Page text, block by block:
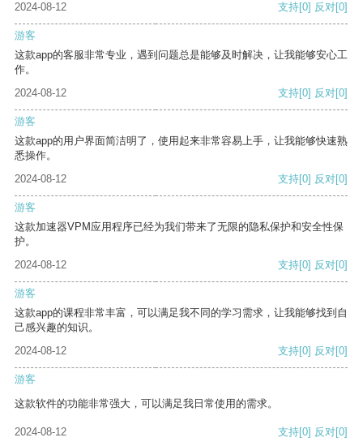
2024-08-12 支持[0] 反对[0]
游客
这款app的客服非常专业，遇到问题总是能够及时解决，让我能够安心工
作。
2024-08-12
支持[0] 反对[0]
游客
这款app的用户界面简洁明了，使用起来非常容易上手，让我能够快速熟
悉操作。
2024-08-12
支持[0] 反对[0]
游客
这款加速器VPM应用程序已经为我们带来了无限的隐私保护和安全性保
护。
2024-08-12
支持[0] 反对[0]
游客
这款app的课程非常丰富，可以满足我不同的学习需求，让我能够找到自
己感兴趣的知识。
2024-08-12
支持[0] 反对[0]
游客
这款软件的功能非常强大，可以满足我日常使用的需求。
2024-08-12 支持[0] 反对[0]